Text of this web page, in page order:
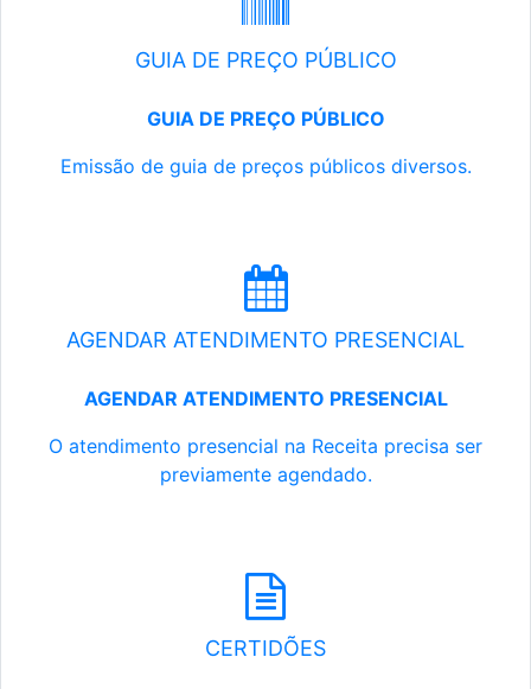
GUIA DE PREÇO PÚBLICO
GUIA DE PREÇO PÚBLICO
Emissão de guia de preços públicos diversos.
AGENDAR ATENDIMENTO PRESENCIAL
AGENDAR ATENDIMENTO PRESENCIAL
O atendimento presencial na Receita precisa ser
previamente agendado.
CERTIDÕES